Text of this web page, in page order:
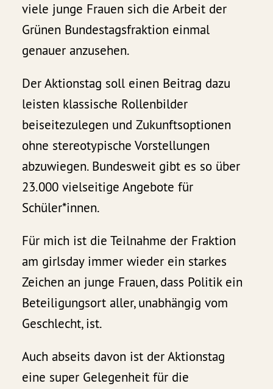
viele junge Frauen sich die Arbeit der
Grünen Bundestagsfraktion einmal
genauer anzusehen.
Der Aktionstag soll einen Beitrag dazu
leisten klassische Rollenbilder
beiseitezulegen und Zukunftsoptionen
ohne stereotypische Vorstellungen
abzuwiegen. Bundesweit gibt es so über
23.000 vielseitige Angebote für
Schüler*innen.
Für mich ist die Teilnahme der Fraktion
am girlsday immer wieder ein starkes
Zeichen an junge Frauen, dass Politik ein
Beteiligungsort aller, unabhängig vom
Geschlecht, ist.
Auch abseits davon ist der Aktionstag
eine super Gelegenheit für die